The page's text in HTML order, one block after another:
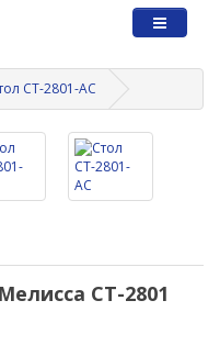
СТ-2801-АС
СТ-2801